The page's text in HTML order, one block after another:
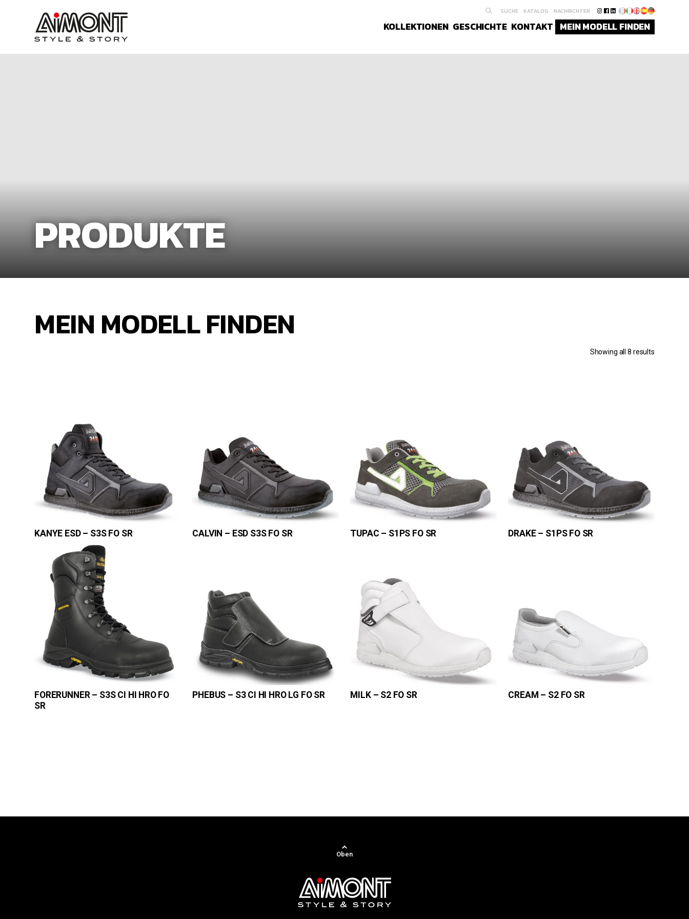
KOLLEKTIONEN GESCHICHTE KONTAKT MEIN MODELL FINDEN
SUCHE KATALOG NACHRICHTEN
PRODUKTE
MEIN MODELL FINDEN
Showing all 8 results
KANYE ESD – S3S FO SR CALVIN – ESD S3S FO SR TUPAC – S1PS FO SR DRAKE – S1PS FO SR
FORERUNNER – S3S CI HI HRO FO
SR
PHEBUS – S3 CI HI HRO LG FO SR MILK – S2 FO SR CREAM – S2 FO SR
Oben